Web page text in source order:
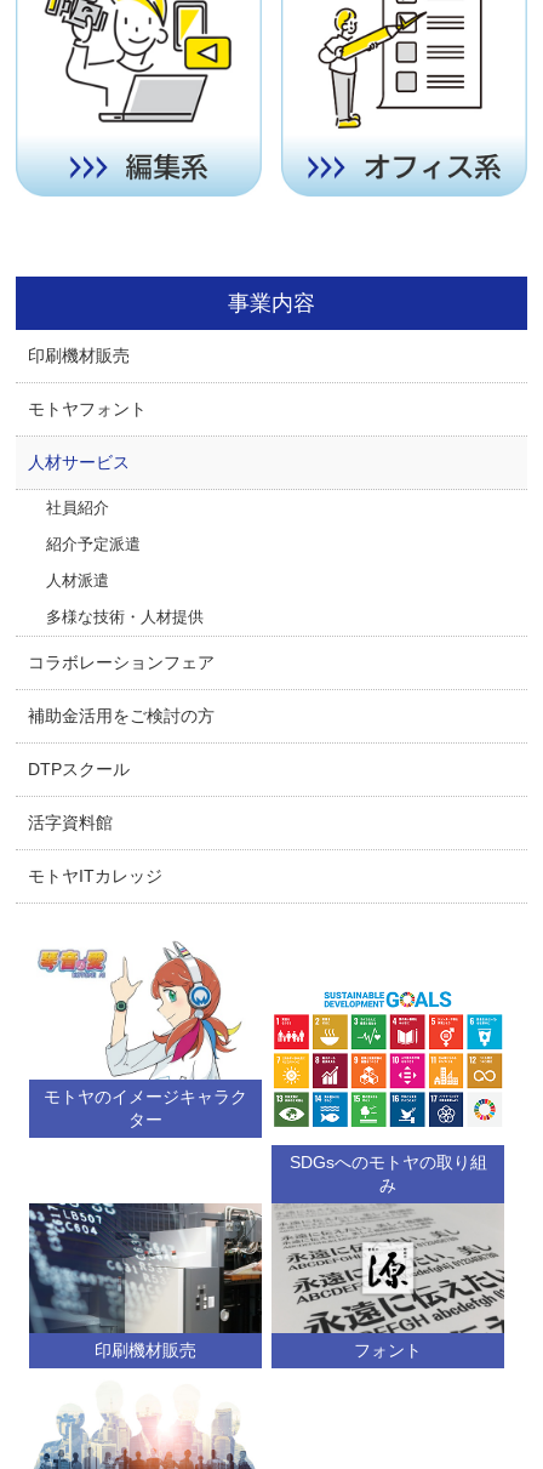
事業内容
印刷機材販売
モトヤフォント
人材サービス
社員紹介
紹介予定派遣
人材派遣
多様な技術・人材提供
コラボレーションフェア
補助金活用をご検討の方
DTPスクール
活字資料館
モトヤITカレッジ
モトヤのイメージキャラク
ター
SDGsへのモトヤの取り組
み
印刷機材販売 フォント